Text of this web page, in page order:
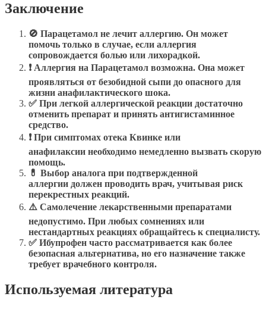
Заключение
🚫 Парацетамол не лечит аллергию. Он может
помочь только в случае, если аллергия
сопровождается болью или лихорадкой.
❗ Аллергия на Парацетамол возможна. Она может
проявляться от безобидной сыпи до опасного для
жизни анафилактического шока.
✅ При легкой аллергической реакции достаточно
отменить препарат и принять антигистаминное
средство.
❗ При симптомах отека Квинке или
анафилаксии необходимо немедленно вызвать скорую
помощь.
💊 Выбор аналога при подтвержденной
аллергии должен проводить врач, учитывая риск
перекрестных реакций.
⚠️ Самолечение лекарственными препаратами
недопустимо. При любых сомнениях или
нестандартных реакциях обращайтесь к специалисту.
✅ Ибупрофен часто рассматривается как более
безопасная альтернатива, но его назначение также
требует врачебного контроля.
Используемая литература